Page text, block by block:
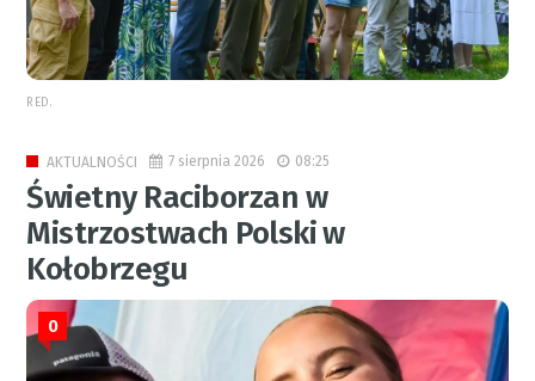
RED.
AKTUALNOŚCI 7 sierpnia 2026 08:25
Świetny Raciborzan w
Mistrzostwach Polski w
Kołobrzegu
0